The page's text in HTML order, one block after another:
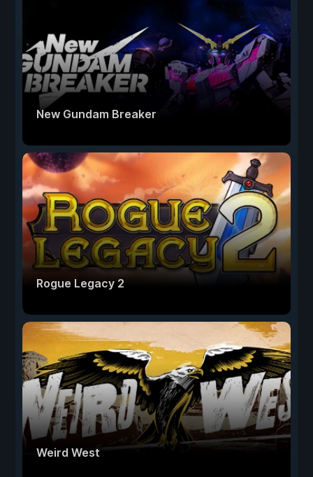
New Gundam Breaker
Rogue Legacy 2
Weird West